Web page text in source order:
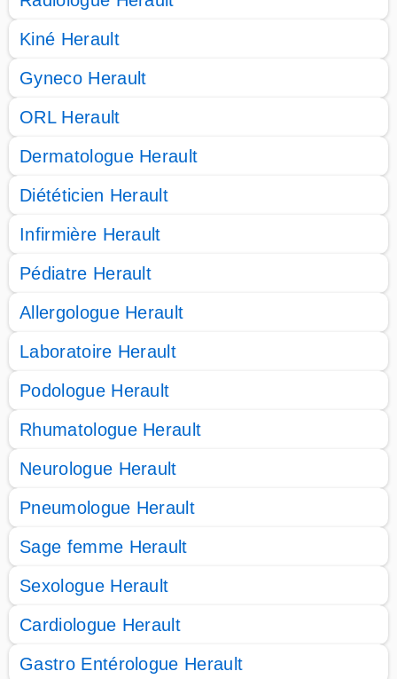
Kiné Herault
Gyneco Herault
ORL Herault
Dermatologue Herault
Diététicien Herault
Infirmière Herault
Pédiatre Herault
Allergologue Herault
Laboratoire Herault
Podologue Herault
Rhumatologue Herault
Neurologue Herault
Pneumologue Herault
Sage femme Herault
Sexologue Herault
Cardiologue Herault
Gastro Entérologue Herault